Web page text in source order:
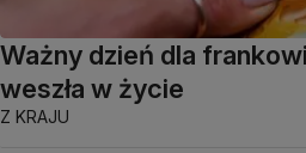
Ważny dzień dla
weszła w życie
Z KRAJU